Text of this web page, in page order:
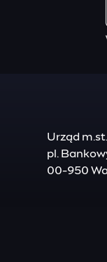
Urząd
pl.
00-950